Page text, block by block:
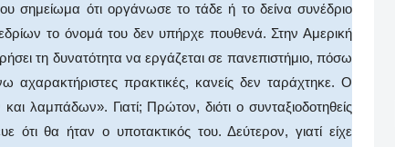
σημείωμα ότι οργάνωσε το τάδε ή το δείνα συνέδριο
το όνομά του δεν υπήρχε πουθενά. Στην Αμερική
τη δυνατότητα να εργάζεται σε πανεπιστήμιο, πόσω
αχαρακτήριστες πρακτικές, κανείς δεν ταράχτηκε. Ο
λαμπάδων». Γιατί; Πρώτον, διότι ο συνταξιοδοτηθείς
ότι θα ήταν ο υποτακτικός του. Δεύτερον, γιατί είχε